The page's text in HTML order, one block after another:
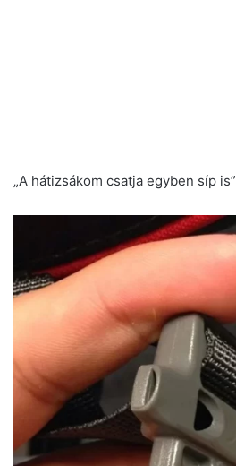
„A hátizsákom csatja egyben síp is”